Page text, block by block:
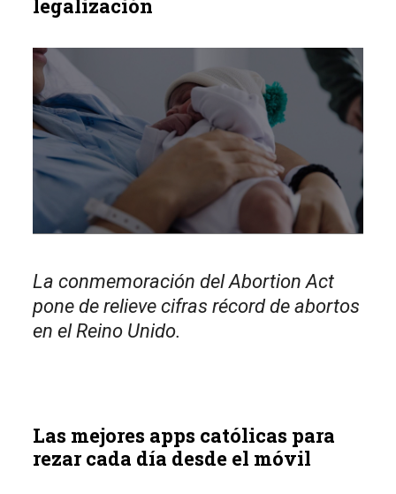
legalización
La conmemoración del Abortion Act
pone de relieve cifras récord de abortos
en el Reino Unido.
Las mejores apps católicas para
rezar cada día desde el móvil